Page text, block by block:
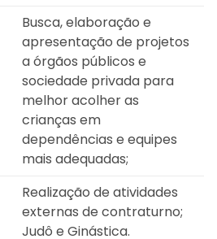
Busca, elaboração e
apresentação de projetos
a órgãos públicos e
sociedade privada para
melhor acolher as
crianças em
dependências e equipes
mais adequadas;
Realização de atividades
externas de contraturno;
Judô e Ginástica.